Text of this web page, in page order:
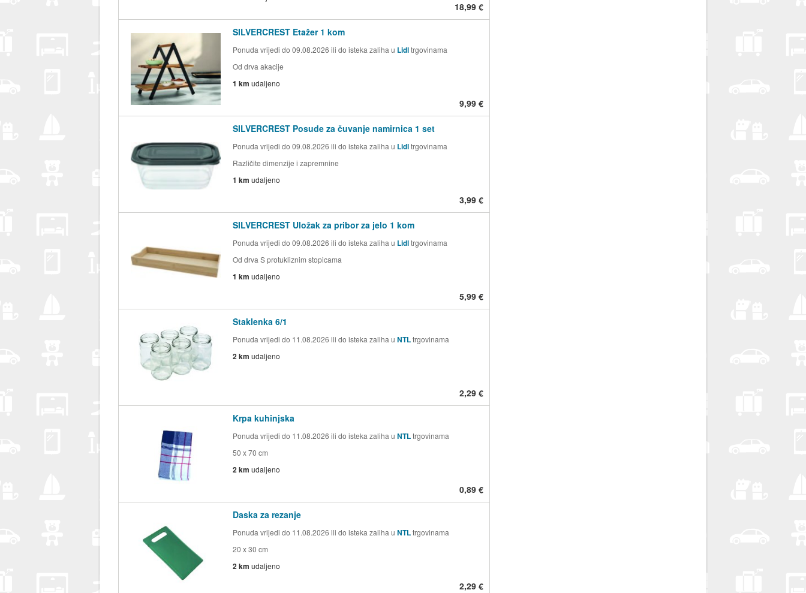
18,99 €
SILVERCREST Etažer 1 kom
Ponuda vrijedi do 09.08.2026 ili do isteka zaliha u Lidltrgovinama
Od drva akacije
1 km udaljeno
9,99 €
SILVERCREST Posude za čuvanje namirnica 1 set
Ponuda vrijedi do 09.08.2026 ili do isteka zaliha u Lidltrgovinama
Različite dimenzije i zapremnine
1 km udaljeno
3,99 €
SILVERCREST Uložak za pribor za jelo 1 kom
Ponuda vrijedi do 09.08.2026 ili do isteka zaliha u Lidltrgovinama
Od drva S protukliznim stopicama
1 km udaljeno
5,99 €
Staklenka 6/1
Ponuda vrijedi do 11.08.2026 ili do isteka zaliha u NTLtrgovinama
2 km udaljeno
2,29 €
Krpa kuhinjska
Ponuda vrijedi do 11.08.2026 ili do isteka zaliha u NTLtrgovinama
50 x 70 cm
2 km udaljeno
0,89 €
Daska za rezanje
Ponuda vrijedi do 11.08.2026 ili do isteka zaliha u NTLtrgovinama
20 x 30 cm
2 km udaljeno
2,29 €